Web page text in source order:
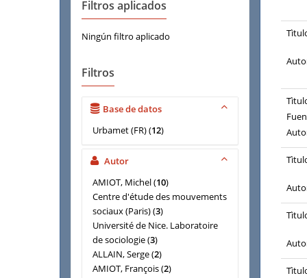
Filtros aplicados
Ningún filtro aplicado
Filtros
Base de datos
Urbamet (FR)(12)
Autor
AMIOT, Michel(10)
Centre d'étude des mouvements
sociaux (Paris)(3)
Université de Nice. Laboratoire
de sociologie(3)
ALLAIN, Serge(2)
AMIOT, François(2)